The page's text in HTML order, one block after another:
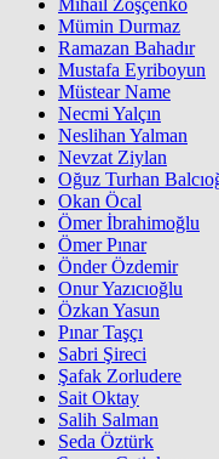
Mihail Zoşçenko
Mümin Durmaz
Ramazan Bahadır
Mustafa Eyriboyun
Müstear Name
Necmi Yalçın
Neslihan Yalman
Nevzat Ziylan
Oğuz Turhan
Okan Öcal
Ömer İbrahimoğlu
Ömer Pınar
Önder Özdemir
Onur Yazıcıoğlu
Özkan Yasun
Pınar Taşçı
Sabri Şireci
Şafak Zorludere
Sait Oktay
Salih Salman
Seda Öztürk